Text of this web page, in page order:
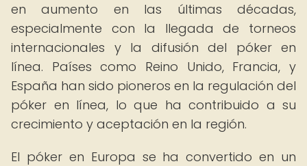
en aumento en las últimas décadas,
especialmente con la llegada de torneos
internacionales y la difusión del póker en
línea. Países como Reino Unido, Francia, y
España han sido pioneros en la regulación del
póker en línea, lo que ha contribuido a su
crecimiento y aceptación en la región.
El póker en Europa se ha convertido en un